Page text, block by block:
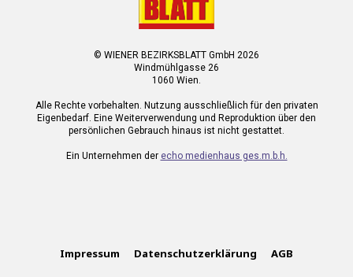
© WIENER BEZIRKSBLATT GmbH 2026
Windmühlgasse 26
1060 Wien.
Alle Rechte vorbehalten. Nutzung ausschließlich für den privaten
Eigenbedarf. Eine Weiterverwendung und Reproduktion über den
persönlichen Gebrauch hinaus ist nicht gestattet.
Ein Unternehmen der echo medienhaus ges.m.b.h.
Impressum Datenschutzerklärung AGB